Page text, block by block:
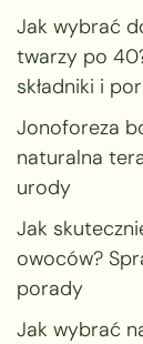
Jak wybrać
twarzy po
składniki i
Jonoforeza
naturalna
urody
Jak
owoców?
porady
Jak wybrać